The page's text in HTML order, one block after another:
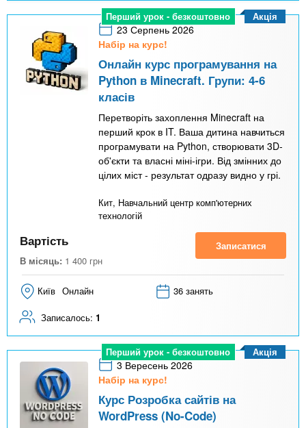
Перший урок - безкоштовно
23 Серпень 2026
Набір на курс!
Онлайн курс програмування на
Python в Minecraft. Групи: 4-6
класів
Перетворіть захоплення Minecraft на
перший крок в IT. Ваша дитина навчиться
програмувати на Python, створювати 3D-
об'єкти та власні міні-ігри. Від змінних до
цілих міст - результат одразу видно у грі.
Кит, Навчальний центр комп'ютерних
технологій
Акція
Вартість
В місяць: 1 400 грн
Записатися
Київ Онлайн 36 занять
Записалось: 1
Перший урок - безкоштовно
3 Вересень 2026
Набір на курс!
Курс Розробка сайтів на
WordPress (No-Code)
Акція